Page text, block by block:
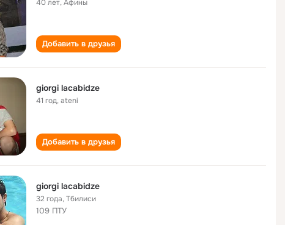
40 лет,Афины
Добавить в друзья
giorgi lacabidze
41 год,ateni
Добавить в друзья
giorgi lacabidze
32 года,Тбилиси
109 ПТУ